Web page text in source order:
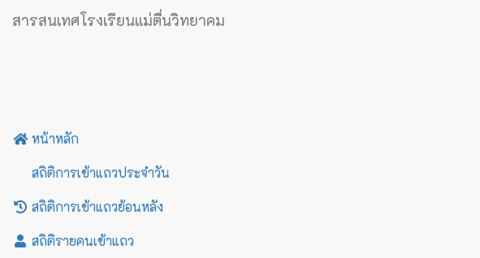
สารสนเทศโรงเรียนแม่ตื่นวิทยาคม
หน้าหลัก
สถิติการเข้าแถวประจำวัน
สถิติการเข้าแถวย้อนหลัง
สถิติรายคนเข้าแถว